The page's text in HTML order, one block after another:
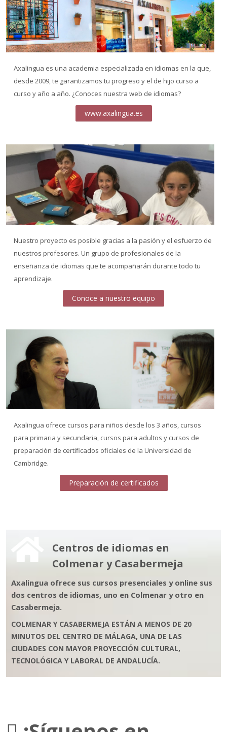
Axalingua es una academia especializada en idiomas en la que,
desde 2009, te garantizamos tu progreso y el de hijo curso a
curso y año a año. ¿Conoces nuestra web de idiomas?
www.axalingua.es
Nuestro proyecto es posible gracias a la pasión y el esfuerzo de
nuestros profesores. Un grupo de profesionales de la
enseñanza de idiomas que te acompañarán durante todo tu
aprendizaje.
Conoce a nuestro equipo
Axalingua ofrece cursos para niños desde los 3 años, cursos
para primaria y secundaria, cursos para adultos y cursos de
preparación de certificados oficiales de la Universidad de
Cambridge.
Preparación de certificados
Centros de idiomas en
Colmenar y Casabermeja
Axalingua ofrece sus cursos presenciales y online sus
dos centros de idiomas, uno en Colmenar y otro en
Casabermeja.
COLMENAR Y CASABERMEJA ESTÁN A MENOS DE 20
MINUTOS DEL CENTRO DE MÁLAGA, UNA DE LAS
CIUDADES CON MAYOR PROYECCIÓN CULTURAL,
TECNOLÓGICA Y LABORAL DE ANDALUCÍA.